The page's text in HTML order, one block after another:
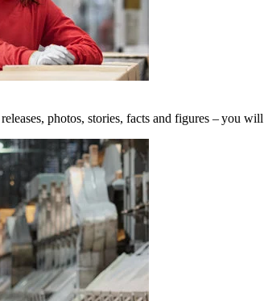
photos, stories, facts and figures – you